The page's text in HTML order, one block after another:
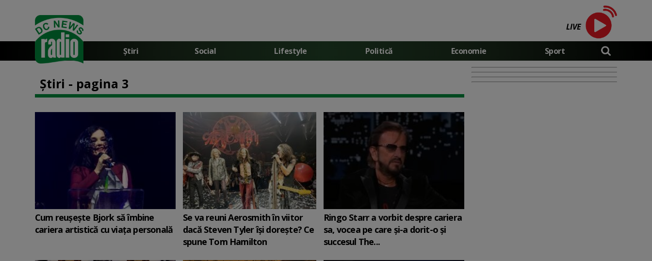
LIVE
Știri Social Lifestyle Politică Economie Sport
Știri - pagina 3
Cum reușește Bjork să îmbine
cariera artistică cu viața personală
Se va reuni Aerosmith în viitor
dacă Steven Tyler își dorește? Ce
spune Tom Hamilton
Ringo Starr a vorbit despre cariera
sa, vocea pe care și-a dorit-o și
succesul The...